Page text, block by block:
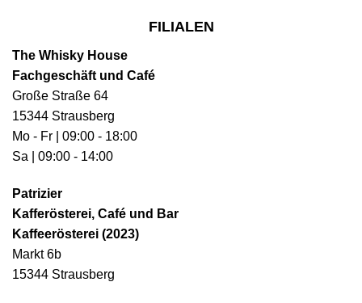
FILIALEN
The Whisky House
Fachgeschäft und Café
Große Straße 64
15344 Strausberg
Mo - Fr | 09:00 - 18:00
Sa | 09:00 - 14:00
Patrizier
Kafferösterei, Café und Bar
Kaffeerösterei (2023)
Markt 6b
15344 Strausberg